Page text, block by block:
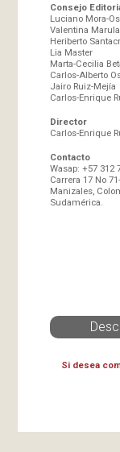
Consejo
Heriberto
Lia Master
Marta-Cecilia
Carlos-Alberto
Jairo Ruiz-Mejía
Carlos-Enrique
Director
Carlos-Enrique
Contacto
Wasap: +57 312
Carrera 17 No
Manizales,
Sudamérica.
Si desea